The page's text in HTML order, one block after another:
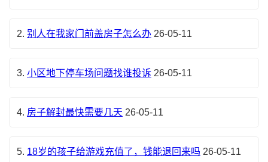
2. 别人在我家门前盖房子怎么办 26-05-11
3. 小区地下停车场问题找谁投诉 26-05-11
4. 房子解封最快需要几天 26-05-11
5. 18岁的孩子给游戏充值了，钱能退回来吗 26-05-11